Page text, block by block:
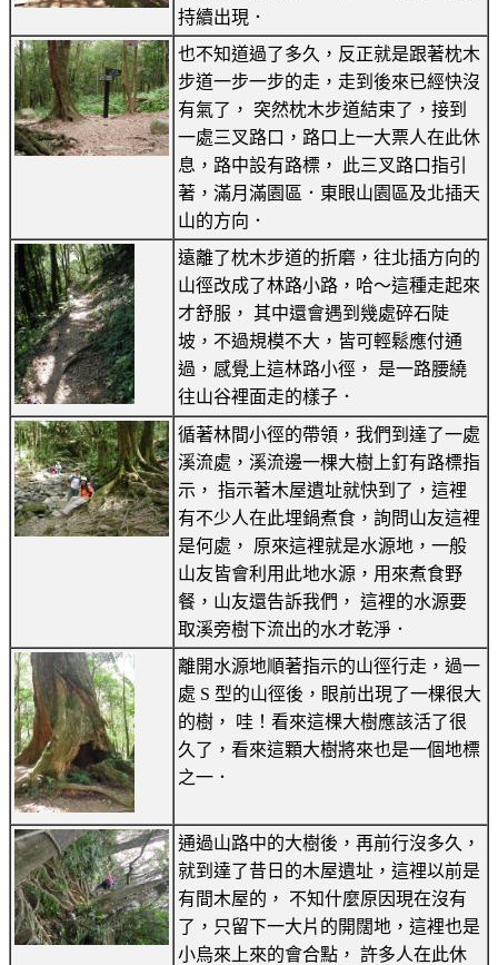
持續出現．
也不知道過了多久，反正就是跟著枕木
步道一步一步的走，走到後來已經快沒
有氣了， 突然枕木步道結束了，接到
一處三叉路口，路口上一大票人在此休
息，路中設有路標， 此三叉路口指引
著，滿月滿園區．東眼山園區及北插天
山的方向．
遠離了枕木步道的折磨，往北插方向的
山徑改成了林路小路，哈～這種走起來
才舒服， 其中還會遇到幾處碎石陡
坡，不過規模不大，皆可輕鬆應付通
過，感覺上這林路小徑， 是一路腰繞
往山谷裡面走的樣子．
循著林間小徑的帶領，我們到達了一處
溪流處，溪流邊一棵大樹上釘有路標指
示， 指示著木屋遺址就快到了，這裡
有不少人在此埋鍋煮食，詢問山友這裡
是何處， 原來這裡就是水源地，一般
山友皆會利用此地水源，用來煮食野
餐，山友還告訴我們， 這裡的水源要
取溪旁樹下流出的水才乾淨．
離開水源地順著指示的山徑行走，過一
處 S 型的山徑後，眼前出現了一棵很大
的樹， 哇！看來這棵大樹應該活了很
久了，看來這顆大樹將來也是一個地標
之一．
通過山路中的大樹後，再前行沒多久，
就到達了昔日的木屋遺址，這裡以前是
有間木屋的， 不知什麼原因現在沒有
了，只留下一大片的開闊地，這裡也是
小烏來上來的會合點， 許多人在此休